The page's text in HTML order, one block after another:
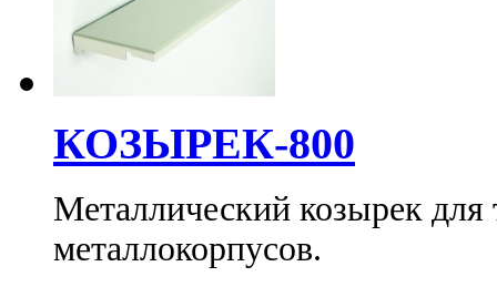
КОЗЫРЕК-800
Металлический козырек
металлокорпусов.